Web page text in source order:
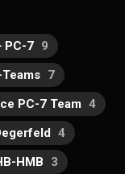
PC-7 9
7
PC-7 Team 4
4
HMB
3